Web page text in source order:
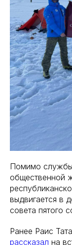
Помимо
общественной
выдвигается в
совета пятого
Ранее Раис
рассказал на